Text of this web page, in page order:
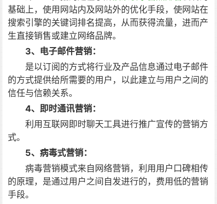
基础上，使用网站内及网站外的优化手段，使网站在
搜索引擎的关键词排名提高，从而获得流量，进而产
生直接销售或建立网络品牌。
3、电子邮件营销：
是以订阅的方式将行业及产品信息通过电子邮件
的方式提供给所需要的用户，以此建立与用户之间的
信任与信赖关系。
4、即时通讯营销：
利用互联网即时聊天工具进行推广宣传的营销方
式。
5、病毒式营销：
病毒营销模式来自网络营销，利用用户口碑相传
的原理，是通过用户之间自发进行的，费用低的营销
手段。